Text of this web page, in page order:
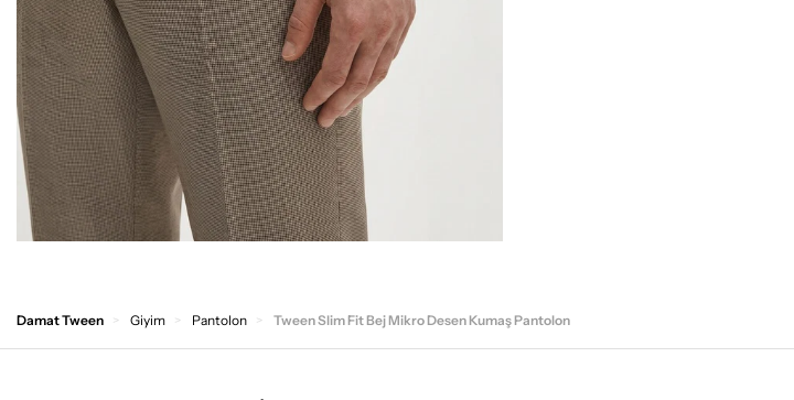
Damat Tween Giyim Pantolon Tween Slim Fit Bej Mikro Desen Kumaş Pantolon